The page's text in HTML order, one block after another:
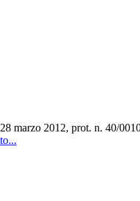
2012, prot. n. 40/